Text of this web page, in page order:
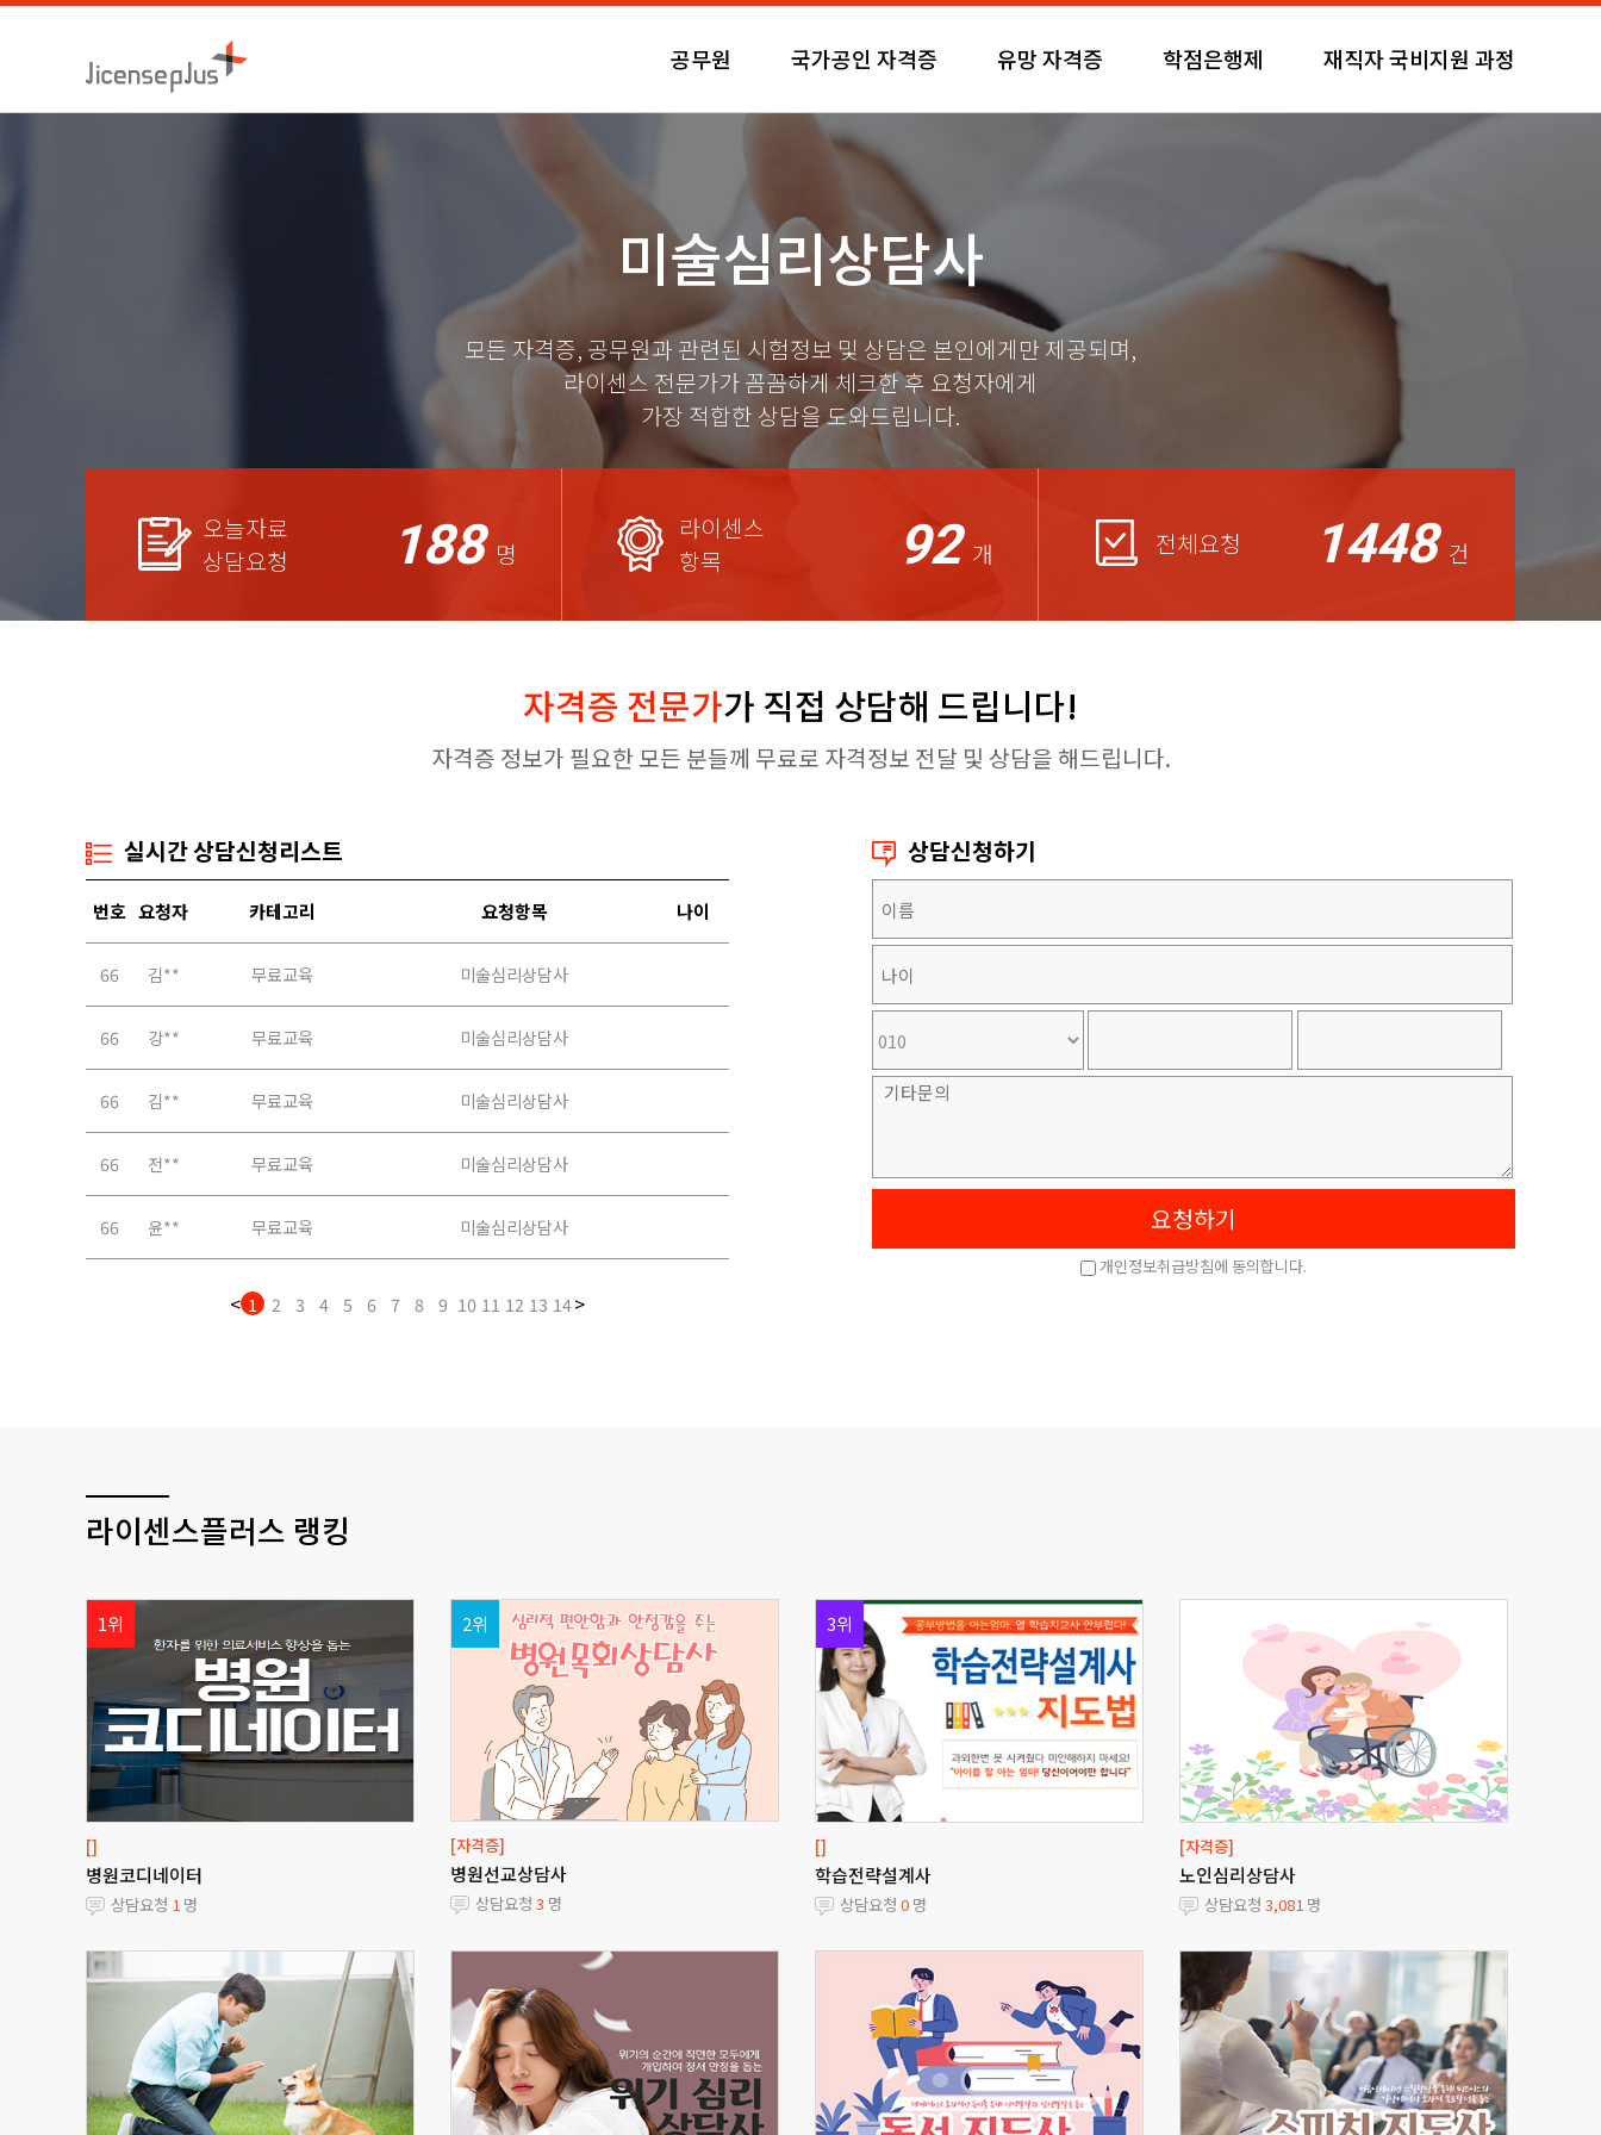
공무원 국가공인 자격증 유망 자격증 학점은행제 재직자 국비지원 과정
미술심리상담사
모든 자격증, 공무원과 관련된 시험정보 및 상담은 본인에게만 제공되며,
라이센스 전문가가 꼼꼼하게 체크한 후 요청자에게
가장 적합한 상담을 도와드립니다.
오늘자료
상담요청
188 명
라이센스
항목
92 개 전체요청 1448 건
자격증 전문가가 직접 상담해 드립니다!
자격증 정보가 필요한 모든 분들께 무료로 자격정보 전달 및 상담을 해드립니다.
라이센스플러스 랭킹
1위
[]
병원코디네이터
상담요청 1 명
2위
[자격증]
병원선교상담사
상담요청 3 명
3위
[]
학습전략설계사
상담요청 0 명
[자격증]
노인심리상담사
상담요청 3,081 명